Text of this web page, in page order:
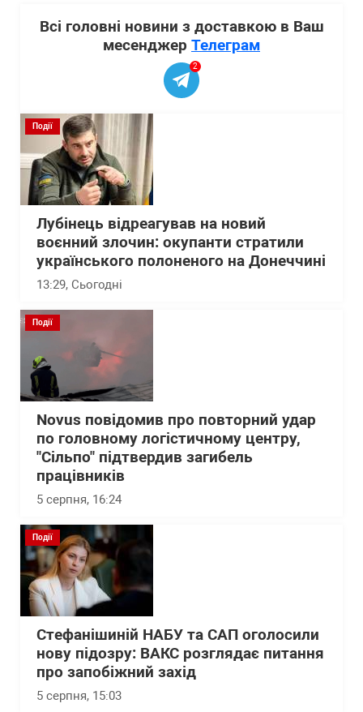
Всі головні новини з доставкою в Ваш
месенджер Телеграм
2
Події
Лубінець відреагував на новий
воєнний злочин: окупанти стратили
українського полоненого на Донеччині
13:29, Сьогодні
Події
Novus повідомив про повторний удар
по головному логістичному центру,
"Сільпо" підтвердив загибель
працівників
5 серпня, 16:24
Події
Стефанішиній НАБУ та САП оголосили
нову підозру: ВАКС розглядає питання
про запобіжний захід
5 серпня, 15:03